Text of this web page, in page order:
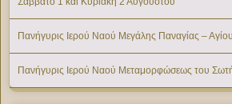
Πανήγυρις Ιερού Ναού Μεγάλης Παναγίας –
Πανήγυρις Ιερού Ναού Μεταμορφώσεως του